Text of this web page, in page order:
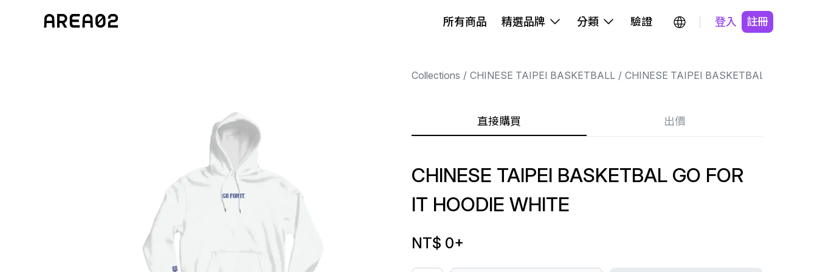
所有商品 精選品牌 分類 驗證 登入 註冊
Collections CHINESE TAIPEI BASKETBALL CHINESE TAIPEI BASKETBALL
直接購買 出價
CHINESE TAIPEI BASKETBAL GO FOR
IT HOODIE WHITE
NT$ 0+